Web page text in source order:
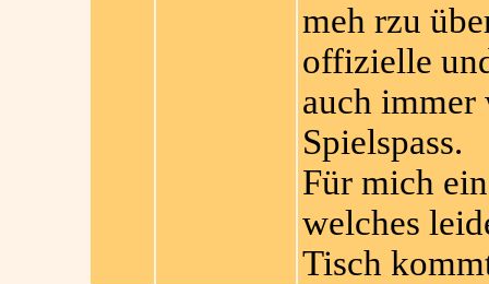
meh rzu
offizielle
auch immer
Spielspass.
Für mich
welches
Tisch